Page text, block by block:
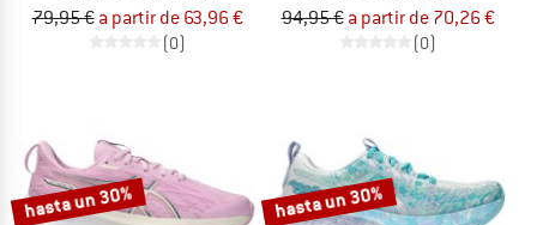
79,95 € a partir de 63,96 €
(0)
94,95 € a partir de 70,26 €
(0)
hasta un 30% hasta un 30%